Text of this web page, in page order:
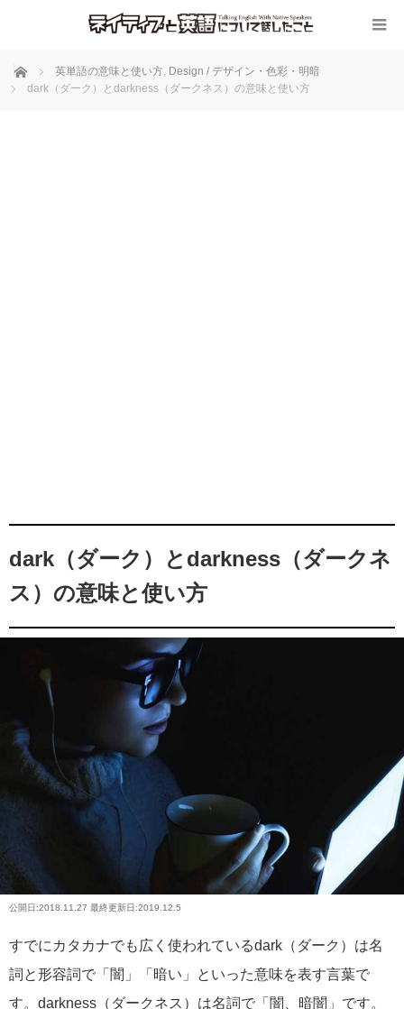
ホーム 英単語の意味と使い方, Design / デザイン・色彩・明暗
dark（ダーク）とdarkness（ダークネス）の意味と使い方
dark（ダーク）とdarkness（ダークネ
ス）の意味と使い方
公開日:2018.11.27 最終更新日:2019.12.5
すでにカタカナでも広く使われているdark（ダーク）は名
詞と形容詞で「闇」「暗い」といった意味を表す言葉で
す。darkness（ダークネス）は名詞で「闇、暗闇」です。